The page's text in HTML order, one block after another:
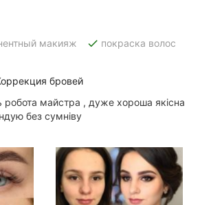
макияж done покраска волос
бровей
майстра , дуже хороша якісна
без сумніву